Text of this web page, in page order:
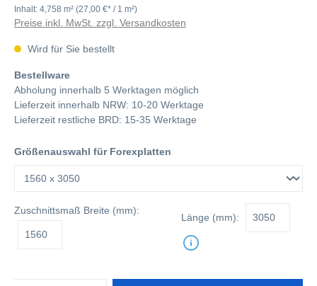
Inhalt: 4,758 m² (27,00 €* / 1 m²)
Preise inkl. MwSt. zzgl. Versandkosten
Wird für Sie bestellt
Bestellware
Abholung innerhalb 5 Werktagen möglich
Lieferzeit innerhalb NRW: 10-20 Werktage
Lieferzeit restliche BRD: 15-35 Werktage
Größenauswahl für Forexplatten
Zuschnittsmaß Breite (mm):
Länge (mm):